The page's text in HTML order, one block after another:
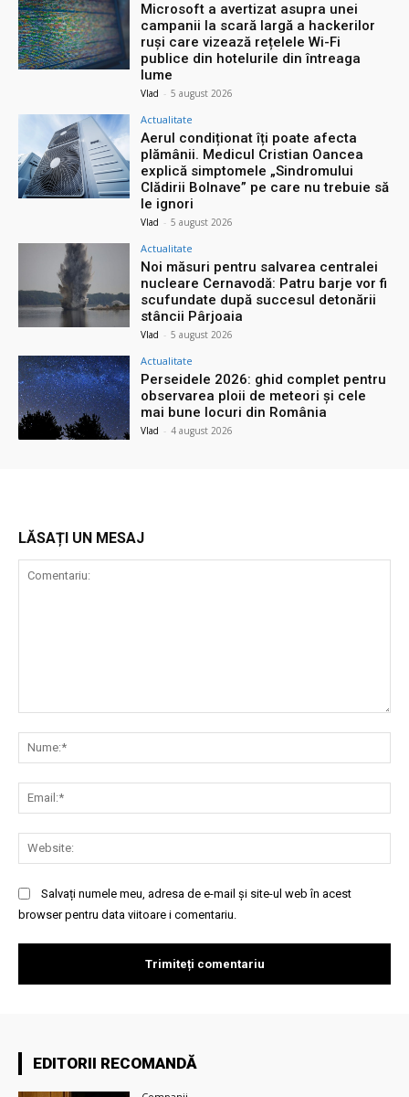
Microsoft a avertizat asupra unei
campanii la scară largă a hackerilor
ruși care vizează rețelele Wi-Fi
publice din hotelurile din întreaga
lume
Vlad - 5 august 2026
Actualitate
Aerul condiționat îți poate afecta
plămânii. Medicul Cristian Oancea
explică simptomele „Sindromului
Clădirii Bolnave” pe care nu trebuie să
le ignori
Vlad - 5 august 2026
Actualitate
Noi măsuri pentru salvarea centralei
nucleare Cernavodă: Patru barje vor fi
scufundate după succesul detonării
stâncii Pârjoaia
Vlad - 5 august 2026
Actualitate
Perseidele 2026: ghid complet pentru
observarea ploii de meteori și cele
mai bune locuri din România
Vlad - 4 august 2026
LĂSAȚI UN MESAJ
Salvați numele meu, adresa de e-mail și site-ul web în acest
browser pentru data viitoare i comentariu.
EDITORII RECOMANDĂ